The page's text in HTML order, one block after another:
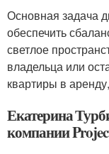
Основная задача
обеспечить
светлое
владельца или
квартиры в
Екатерина
компании